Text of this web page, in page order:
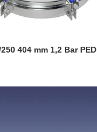
404 mm 1,2 Bar PED